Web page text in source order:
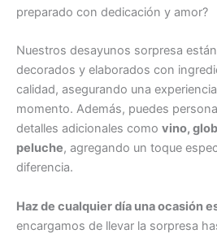
preparado con dedicación y amor?
Nuestros desayunos sorpresa
decorados y elaborados con
calidad, asegurando una
momento. Además, puedes
detalles adicionales como vino,
peluche, agregando un toque
diferencia.
Haz de cualquier día una ocasión
encargamos de llevar la sorpresa